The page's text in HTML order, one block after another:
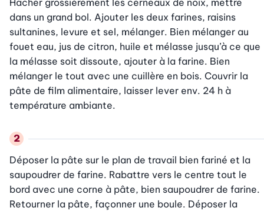
Hacher grossièrement les cerneaux de noix, mettre
dans un grand bol. Ajouter les deux farines, raisins
sultanines, levure et sel, mélanger. Bien mélanger au
fouet eau, jus de citron, huile et mélasse jusqu’à ce que
la mélasse soit dissoute, ajouter à la farine. Bien
mélanger le tout avec une cuillère en bois. Couvrir la
pâte de film alimentaire, laisser lever env. 24 h à
température ambiante.
Déposer la pâte sur le plan de travail bien fariné et la
saupoudrer de farine. Rabattre vers le centre tout le
bord avec une corne à pâte, bien saupoudrer de farine.
Retourner la pâte, façonner une boule. Déposer la